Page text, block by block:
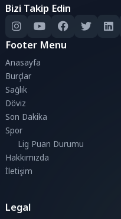
Bizi Takip Edin
Footer Menu
Anasayfa
Burçlar
Sağlık
Döviz
Son Dakika
Spor
Lig Puan Durumu
Hakkımızda
İletişim
Legal